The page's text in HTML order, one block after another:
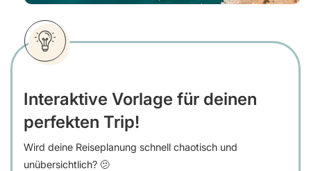
Interaktive Vorlage für deinen
perfekten Trip!
Wird deine Reiseplanung schnell chaotisch und
unübersichtlich? 🫤